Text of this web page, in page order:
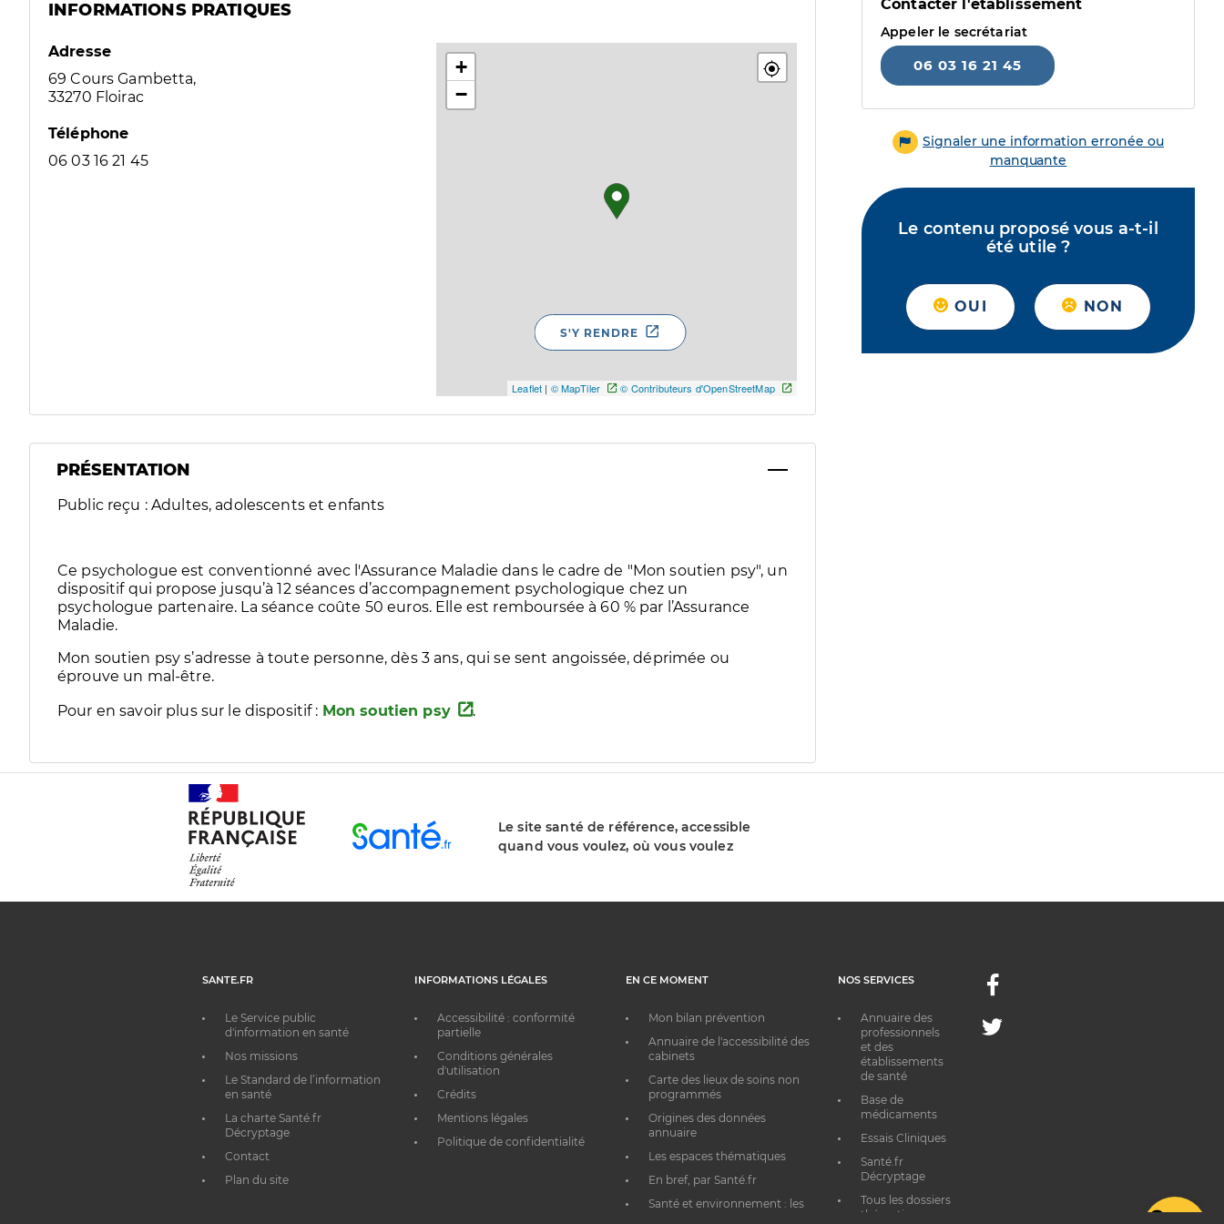
INFORMATIONS PRATIQUES
Adresse
69 Cours Gambetta,
33270 Floirac
Téléphone
06 03 16 21 45
+
−
Leaflet | © MapTiler © Contributeurs d'OpenStreetMap
S'Y RENDRE
PRÉSENTATION
Public reçu : Adultes, adolescents et enfants
Ce psychologue est conventionné avec l'Assurance Maladie dans le cadre de "Mon soutien psy", un
dispositif qui propose jusqu’à 12 séances d’accompagnement psychologique chez un
psychologue partenaire. La séance coûte 50 euros. Elle est remboursée à 60 % par l’Assurance
Maladie.
Mon soutien psy s’adresse à toute personne, dès 3 ans, qui se sent angoissée, déprimée ou
éprouve un mal-être.
Pour en savoir plus sur le dispositif : Mon soutien psy .
Contacter l'établissement
Appeler le secrétariat
06 03 16 21 45
Signaler une information erronée ou
manquante
Le contenu proposé vous a-t-il
été utile ?
OUI NON
Le site santé de référence, accessible
quand vous voulez, où vous voulez
SANTE.FR
Le Service public
d'information en santé
Nos missions
Le Standard de l’information
en santé
La charte Santé.fr
Décryptage
Contact
Plan du site
INFORMATIONS LÉGALES
Accessibilité : conformité
partielle
Conditions générales
d'utilisation
Crédits
Mentions légales
Politique de confidentialité
EN CE MOMENT
Mon bilan prévention
Annuaire de l'accessibilité des
cabinets
Carte des lieux de soins non
programmés
Origines des données
annuaire
Les espaces thématiques
En bref, par Santé.fr
Santé et environnement : les
NOS SERVICES
Annuaire des
professionnels
et des
établissements
de santé
Base de
médicaments
Essais Cliniques
Santé.fr
Décryptage
Tous les dossiers
thématiques
Facebook
Twitter